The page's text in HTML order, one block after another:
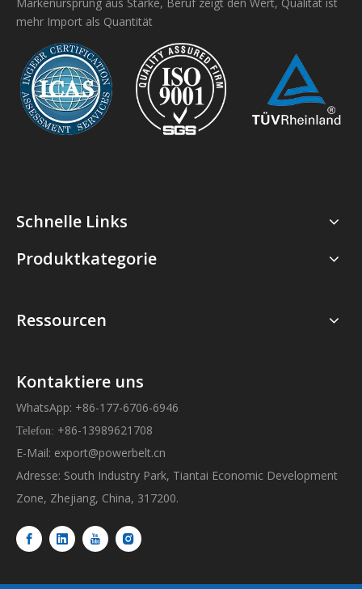
Markenursprung aus Stärke, Beruf zeigt den Wert, Qualität ist
mehr Import als Quantität
Schnelle Links
Produktkategorie
Ressourcen
Kontaktiere uns
WhatsApp: +86-177-6706-6946
Telefon: +86-13989621708
E-Mail: export@powerbelt.cn
Adresse: South Industry Park, Tiantai Economic Development
Zone, Zhejiang, China, 317200.